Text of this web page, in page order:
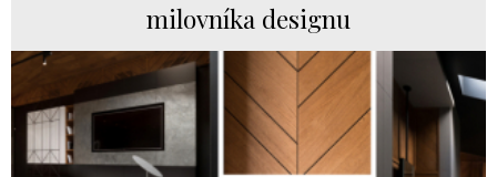
milovníka designu